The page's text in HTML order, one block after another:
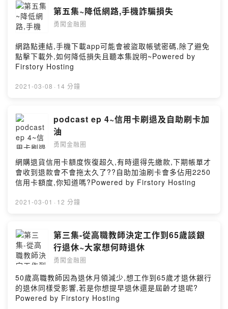
第五集~降低網路,手機詐騙損失
勇闖金融圈
網路點連結,手機下載app可能會被盜取帳號密碼,除了避免
點擊下載外,如何降低損失且聽本集說明~Powered by
Firstory Hosting
2021-03-08 · 14 分鐘
podcast ep 4~信用卡刷退及自助刷卡加
油
勇闖金融圈
網購退貨信用卡額度恢復超久,有時還得先繳款,下期帳單才
會收到退款會不會拖太久了??自助加油刷卡會多佔用2250
信用卡額度,你知道嗎?Powered by Firstory Hosting
2021-03-01 · 12 分鐘
第三集-從高職教師決定工作到65歲談銀
行退休~大家想何時退休
勇闖金融圈
50歲高職教師因為退休月領減少,想工作到65歲才退休銀行
的退休同樣受影響,若是你想提早退休還是屆齡才退呢?
Powered by Firstory Hosting